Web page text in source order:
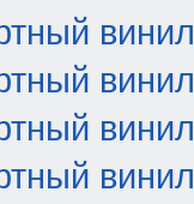
винил
винил
винил
винил